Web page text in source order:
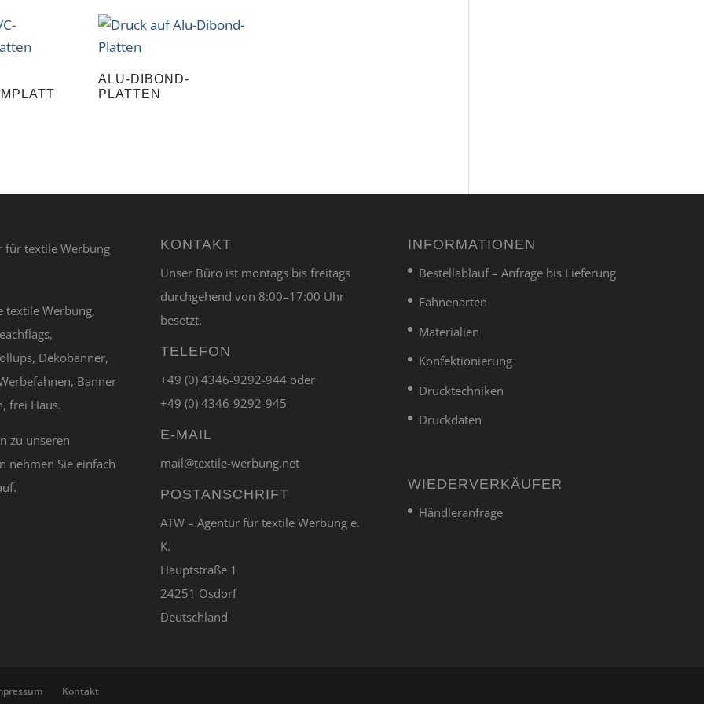
ALU-DIBOND-
PLATTEN
textile Werbung,
Dekobanner,
Banner
frei Haus.
zu unseren
nehmen Sie einfach
KONTAKT
Unser Büro ist montags bis freitags
durchgehend von 8:00–17:00 Uhr
besetzt.
TELEFON
+49 (0) 4346-9292-944 oder
+49 (0) 4346-9292-945
E-MAIL
mail@textile-werbung.net
POSTANSCHRIFT
ATW – Agentur für textile Werbung e.
K.
Hauptstraße 1
24251 Osdorf
Deutschland
INFORMATIONEN
Bestellablauf – Anfrage bis Lieferung
Fahnenarten
Materialien
Konfektionierung
Drucktechniken
Druckdaten
WIEDERVERKÄUFER
Händleranfrage
Kontakt